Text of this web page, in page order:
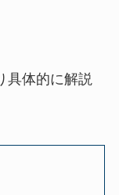
具体的に解説